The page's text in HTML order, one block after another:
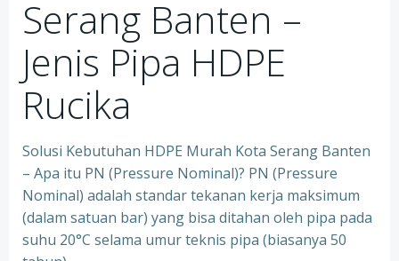
Serang Banten –
Jenis Pipa HDPE
Rucika
Solusi Kebutuhan HDPE Murah Kota Serang Banten
– Apa itu PN (Pressure Nominal)? PN (Pressure
Nominal) adalah standar tekanan kerja maksimum
(dalam satuan bar) yang bisa ditahan oleh pipa pada
suhu 20°C selama umur teknis pipa (biasanya 50